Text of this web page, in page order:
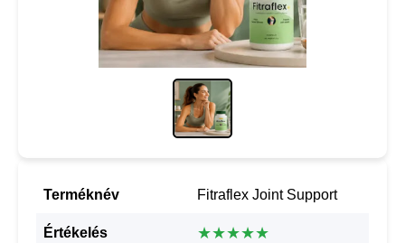
Terméknév Fitraflex Joint Support
Értékelés ★★★★★